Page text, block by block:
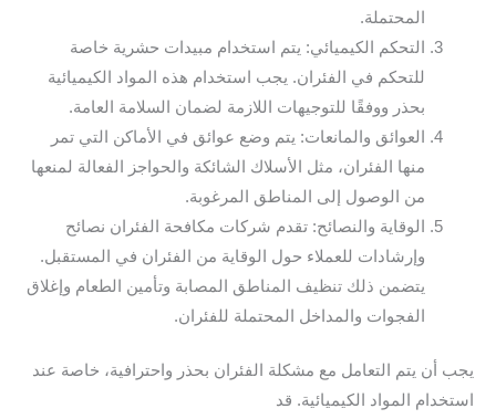
المحتملة.
التحكم الكيميائي: يتم استخدام مبيدات حشرية خاصة
للتحكم في الفئران. يجب استخدام هذه المواد الكيميائية
بحذر ووفقًا للتوجيهات اللازمة لضمان السلامة العامة.
العوائق والمانعات: يتم وضع عوائق في الأماكن التي تمر
منها الفئران، مثل الأسلاك الشائكة والحواجز الفعالة لمنعها
من الوصول إلى المناطق المرغوبة.
الوقاية والنصائح: تقدم شركات مكافحة الفئران نصائح
وإرشادات للعملاء حول الوقاية من الفئران في المستقبل.
يتضمن ذلك تنظيف المناطق المصابة وتأمين الطعام وإغلاق
الفجوات والمداخل المحتملة للفئران.
يجب أن يتم التعامل مع مشكلة الفئران بحذر واحترافية، خاصة عند
استخدام المواد الكيميائية. قد